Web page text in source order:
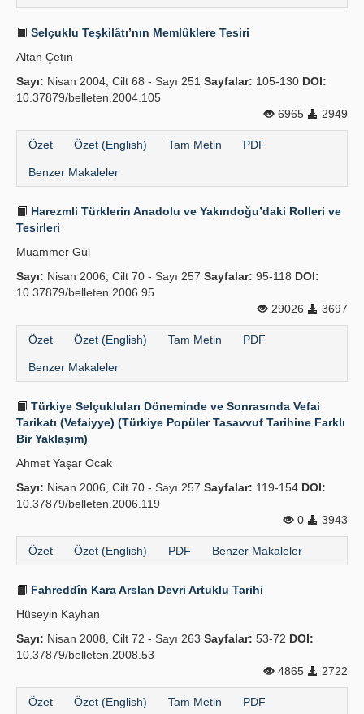
Selçuklu Teşkilâtı’nın Memlûklere Tesiri
Altan Çetın
Sayı: Nisan 2004, Cilt 68 - Sayı 251 Sayfalar: 105-130 DOI:
10.37879/belleten.2004.105
6965
2949
Özet Özet (English) Tam Metin PDF
Benzer Makaleler
Harezmli Türklerin Anadolu ve Yakındoğu’daki Rolleri ve
Tesirleri
Muammer Gül
Sayı: Nisan 2006, Cilt 70 - Sayı 257 Sayfalar: 95-118 DOI:
10.37879/belleten.2006.95
29026
3697
Özet Özet (English) Tam Metin PDF
Benzer Makaleler
Türkiye Selçukluları Döneminde ve Sonrasında Vefai
Tarikatı (Vefaiyye) (Türkiye Popüler Tasavvuf Tarihine Farklı
Bir Yaklaşım)
Ahmet Yaşar Ocak
Sayı: Nisan 2006, Cilt 70 - Sayı 257 Sayfalar: 119-154 DOI:
10.37879/belleten.2006.119
0
3943
Özet Özet (English) PDF Benzer Makaleler
Fahreddîn Kara Arslan Devri Artuklu Tarihi
Hüseyin Kayhan
Sayı: Nisan 2008, Cilt 72 - Sayı 263 Sayfalar: 53-72 DOI:
10.37879/belleten.2008.53
4865
2722
Özet Özet (English) Tam Metin PDF